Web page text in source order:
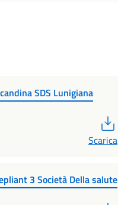
SDS Lunigiana
Scarica
3 Società Della salute